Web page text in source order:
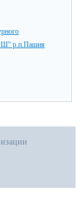
р.п.Пашия